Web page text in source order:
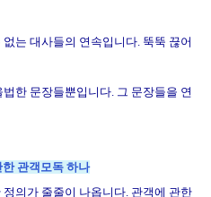
는 대사들의 연속입니다. 뚝뚝 끊어
한 문장들뿐입니다. 그 문장들을 연
관객모독 하나
의가 줄줄이 나옵니다. 관객에 관한